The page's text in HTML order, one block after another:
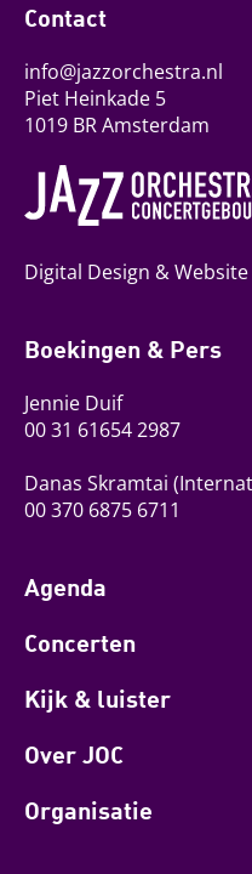
Contact
info@jazzorchestra.nl
Piet Heinkade 5
1019 BR Amsterdam
Digital Design & Website
Boekingen & Pers
Jennie Duif
00 31 61654 2987
Danas Skramtai
00 370 6875 6711
Agenda
Concerten
Kijk & luister
Over JOC
Organisatie